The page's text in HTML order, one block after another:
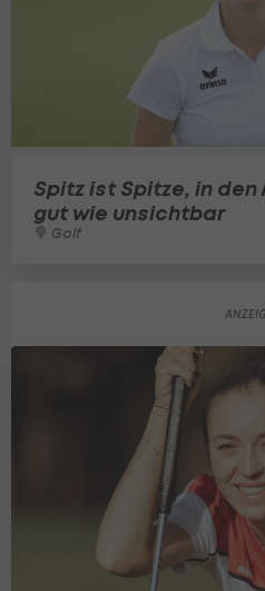
Spitz ist Spitze, in
gut wie unsichtbar
Golf